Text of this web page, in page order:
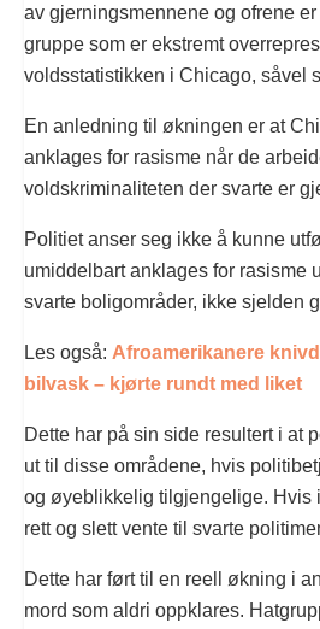
av gjerningsmennene og ofrene
gruppe som er ekstremt
voldsstatistikken i Chicago, såvel
En anledning til økningen er at
anklages for rasisme når de
voldskriminaliteten der svarte er
Politiet anser seg ikke å kunne
umiddelbart anklages for rasisme
svarte boligområder, ikke sjelden
Les også: Afroamerikanere
bilvask – kjørte rundt med liket
Dette har på sin side resultert i at
ut til disse områdene, hvis
og øyeblikkelig tilgjengelige. Hvis
rett og slett vente til svarte
Dette har ført til en reell økning i
mord som aldri oppklares.